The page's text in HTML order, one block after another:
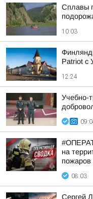
Сплавы
10:03
Patriot с
12:24
Учебно-
на
пожаров
08:03
Сергей